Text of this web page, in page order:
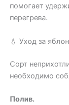
помогает
перегрева.
💧 Уход за
Сорт
необходимо
Полив.